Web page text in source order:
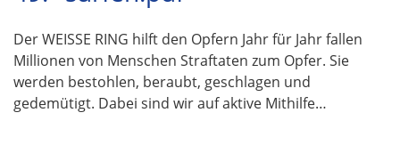
Der WEISSE RING hilft den Opfern Jahr für Jahr fallen
Millionen von Menschen Straftaten zum Opfer. Sie
werden bestohlen, beraubt, geschlagen und
gedemütigt. Dabei sind wir auf aktive Mithilfe…